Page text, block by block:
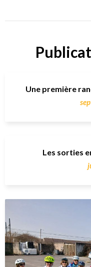
Une première
Les sorties